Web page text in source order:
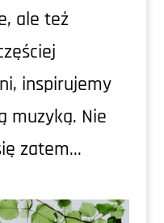
ale też
inspirujemy
muzyką. Nie
zatem...